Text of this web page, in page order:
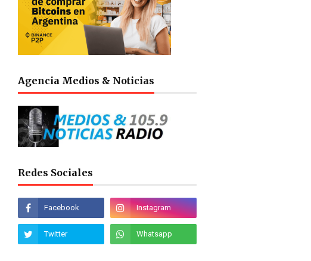
Agencia Medios & Noticias
Redes Sociales